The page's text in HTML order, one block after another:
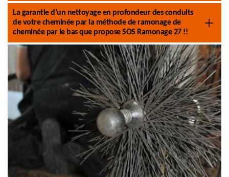
La garantie d’un nettoyage en profondeur des conduits
de votre cheminée par la méthode de ramonage de
cheminée par le bas que propose SOS Ramonage 27 !!